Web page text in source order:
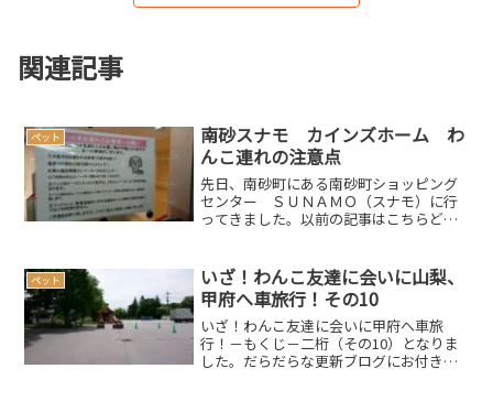
関連記事
ペット
南砂スナモ カインズホーム わ
んこ連れの注意点
先日、南砂町にある南砂町ショッピング
センター ＳＵＮＡＭＯ（スナモ）に行
ってきました。以前の記事はこちらどう
ナモではペット連れでの買い物が可能で
すが、もちろんルールがあり...
ペット
いざ！わんこ友達に会いに山梨、
甲府へ車旅行！その10
いざ！わんこ友達に会いに甲府へ車旅
行！－もくじ－二桁（その10）となりま
した。だらだらな更新ブログにお付き合